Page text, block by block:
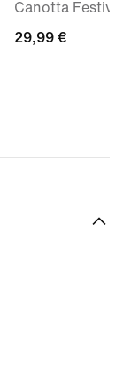
Canotta Festival
29,99
29,99 €